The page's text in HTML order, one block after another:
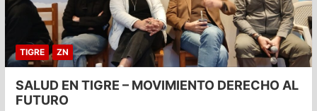
TIGRE ZN
SALUD EN TIGRE – MOVIMIENTO DERECHO AL
FUTURO